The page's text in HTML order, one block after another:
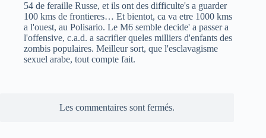
54 de feraille Russe, et ils ont des difficulte's a guarder
100 kms de frontieres… Et bientot, ca va etre 1000 kms
a l'ouest, au Polisario. Le M6 semble decide' a passer a
l'offensive, c.a.d. a sacrifier queles milliers d'enfants des
zombis populaires. Meilleur sort, que l'esclavagisme
sexuel arabe, tout compte fait.
Les commentaires sont fermés.